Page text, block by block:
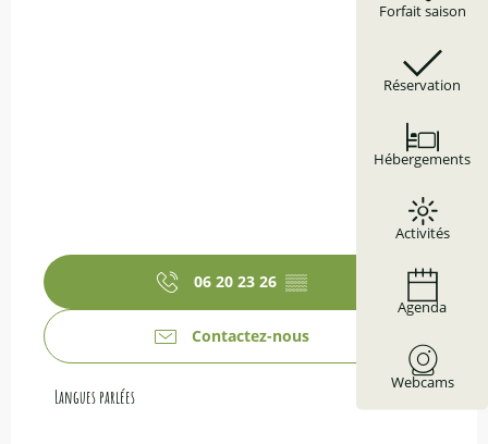
Forfait saison
Réservation
Hébergements
Activités
Agenda
Webcams
06 20 23 26 ▒▒
Contactez-nous
Langues parlées
Langues parlées